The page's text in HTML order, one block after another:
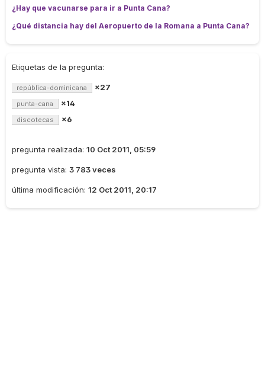
¿Hay que vacunarse para ir a Punta Cana?
¿Qué distancia hay del Aeropuerto de la Romana a Punta Cana?
Etiquetas de la pregunta:
república-dominicana ×27
punta-cana ×14
discotecas ×6
pregunta realizada: 10 Oct 2011, 05:59
pregunta vista: 3 783 veces
última modificación: 12 Oct 2011, 20:17